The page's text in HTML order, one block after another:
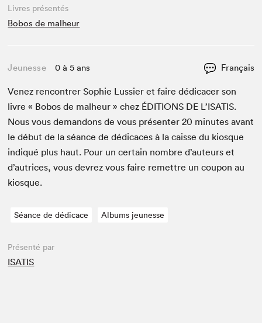
Livres présentés
Bobos de malheur
Jeunesse 0 à 5 ans Français
Venez ren­con­tr­er Sophie Lussier et faire dédi­cac­er son
livre « Bobos de mal­heur » chez ÉDI­TIONS DE L’ISATIS.
Nous vous deman­dons de vous présen­ter20 min­utes avant
le début de la séance de dédi­caces à la caisse du kiosque
indiqué plus haut. Pour un cer­tain nom­bre d’auteurs et
d’autrices, vous devrez vous faire remet­tre un coupon au
kiosque.
Séance de dédicace Albums jeunesse
Présenté par
ISATIS